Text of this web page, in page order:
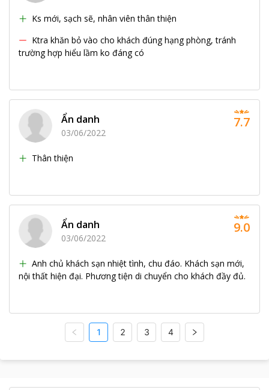
Ks mới, sạch sẽ, nhân viên thân thiện
Ktra khăn bỏ vào cho khách đúng hạng phòng, tránh
trường hợp hiểu lầm ko đáng có
Ẩn danh
03/06/2022
Thân thiện
7.7
Ẩn danh
03/06/2022
Anh chủ khách sạn nhiệt tình, chu đáo. Khách sạn mới,
nội thất hiện đại. Phương tiện di chuyển cho khách đầy đủ.
9.0
1 2 3 4